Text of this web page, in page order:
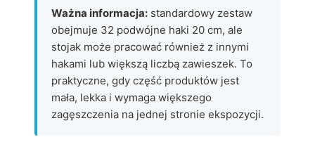
Ważna informacja: standardowy zestaw
obejmuje 32 podwójne haki 20 cm, ale
stojak może pracować również z innymi
hakami lub większą liczbą zawieszek. To
praktyczne, gdy część produktów jest
mała, lekka i wymaga większego
zagęszczenia na jednej stronie ekspozycji.